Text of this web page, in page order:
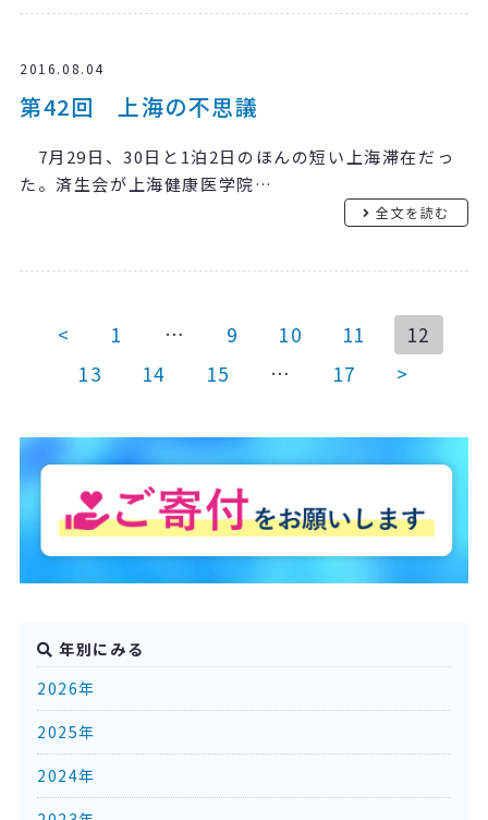
2016.08.04
第42回 上海の不思議
7月29日、30日と1泊2日のほんの短い上海滞在だっ
た。済生会が上海健康医学院…
全文を読む
< 1 … 9 10 11
12
13
14 15 … 17 >
年別にみる
2026年
2025年
2024年